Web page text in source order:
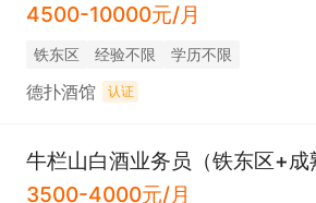
4500-10000元/月
铁东区 经验不限 学历不限
德扑酒馆 认证
牛栏山白酒业务员（铁东区+成
3500-4000元/月